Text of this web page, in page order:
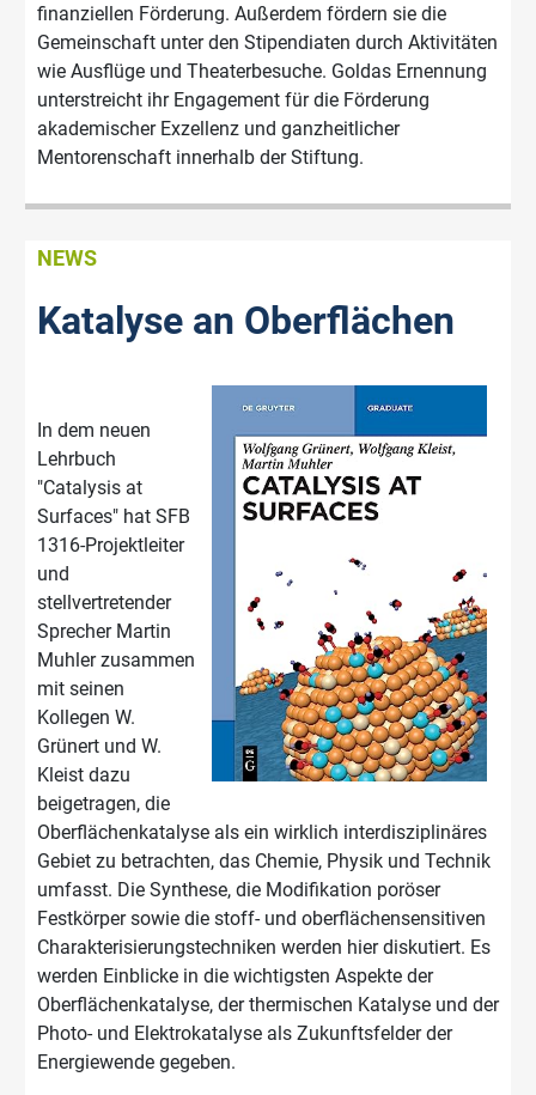
finanziellen Förderung. Außerdem fördern sie die
Gemeinschaft unter den Stipendiaten durch Aktivitäten
wie Ausflüge und Theaterbesuche. Goldas Ernennung
unterstreicht ihr Engagement für die Förderung
akademischer Exzellenz und ganzheitlicher
Mentorenschaft innerhalb der Stiftung.
NEWS
Katalyse an Oberflächen
In dem neuen
Lehrbuch
"Catalysis at
Surfaces" hat SFB
1316-Projektleiter
und
stellvertretender
Sprecher Martin
Muhler zusammen
mit seinen
Kollegen W.
Grünert und W.
Kleist dazu
beigetragen, die
Oberflächenkatalyse als ein wirklich interdisziplinäres
Gebiet zu betrachten, das Chemie, Physik und Technik
umfasst. Die Synthese, die Modifikation poröser
Festkörper sowie die stoff- und oberflächensensitiven
Charakterisierungstechniken werden hier diskutiert. Es
werden Einblicke in die wichtigsten Aspekte der
Oberflächenkatalyse, der thermischen Katalyse und der
Photo- und Elektrokatalyse als Zukunftsfelder der
Energiewende gegeben.